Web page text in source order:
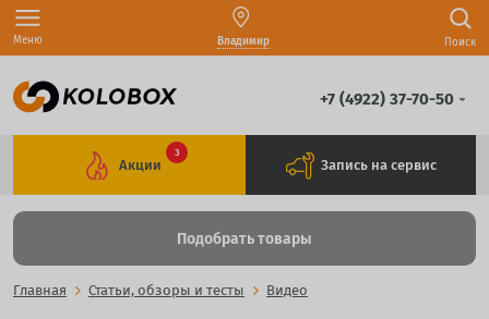
Меню Владимир Поиск
+7 (4922) 37-70-50
Акции
3
Запись на сервис
Подобрать товары
Главная Статьи, обзоры и тесты Видео